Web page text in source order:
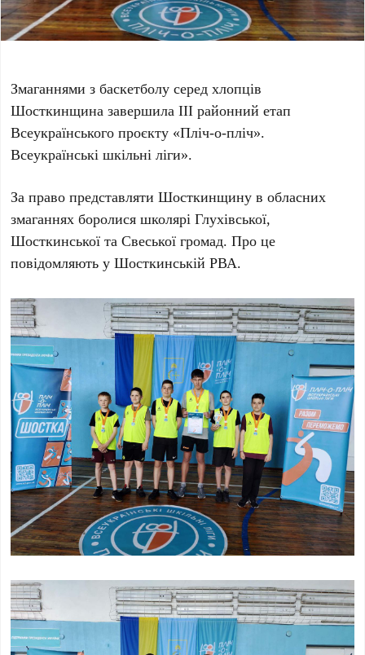
Змаганнями з баскетболу серед хлопців
Шосткинщина завершила ІІІ районний етап
Всеукраїнського проєкту «Пліч-о-пліч».
Всеукраїнські шкільні ліги».
За право представляти Шосткинщину в обласних
змаганнях боролися школярі Глухівської,
Шосткинської та Свеської громад. Про це
повідомляють у Шосткинській РВА.